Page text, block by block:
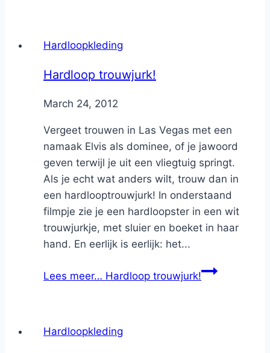
Hardloopkleding
Hardloop trouwjurk!
ByNicole
March 24, 2012
Vergeet trouwen in Las Vegas met een
namaak Elvis als dominee, of je jawoord
geven terwijl je uit een vliegtuig springt.
Als je echt wat anders wilt, trouw dan in
een hardlooptrouwjurk! In onderstaand
filmpje zie je een hardloopster in een wit
trouwjurkje, met sluier en boeket in haar
hand. En eerlijk is eerlijk: het...
Lees meer… Hardloop trouwjurk!
Hardloopkleding